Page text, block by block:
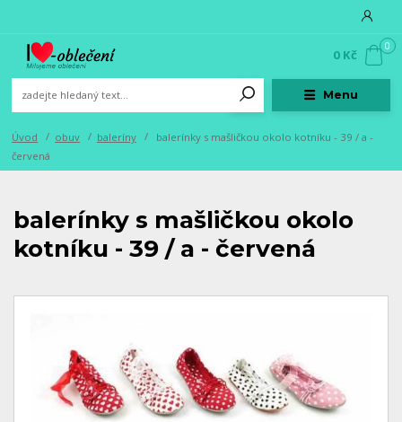
Menu
0
0 Kč
Úvod obuv baleríny
balerínky s mašličkou okolo kotníku - 39 / a -
červená
balerínky s mašličkou okolo
kotníku - 39 / a - červená